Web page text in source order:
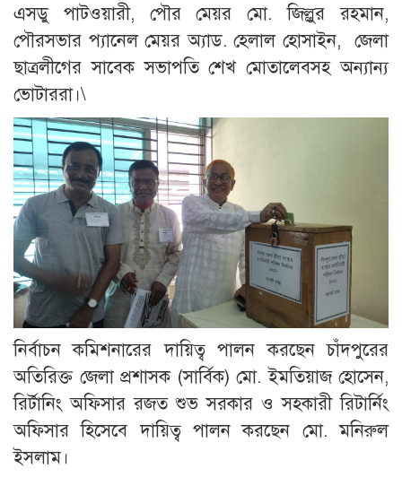
এসডু পাটওয়ারী, পৌর মেয়র মো. জিল্লুর রহমান,
পৌরসভার প্যানেল মেয়র অ্যাড. হেলাল হোসাইন, জেলা
ছাত্রলীগের সাবেক সভাপতি শেখ মোতালেবসহ অন্যান্য
ভোটাররা।\
নির্বাচন কমিশনারের দায়িত্ব পালন করছেন চাঁদপুরের
অতিরিক্ত জেলা প্রশাসক (সার্বিক) মো. ইমতিয়াজ হোসেন,
রির্টানিং অফিসার রজত শুভ সরকার ও সহকারী রিটার্নিং
অফিসার হিসেবে দায়িত্ব পালন করছেন মো. মনিরুল
ইসলাম।